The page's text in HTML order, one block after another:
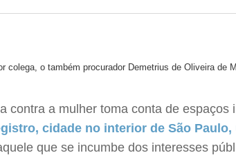
colega, o também procurador Demetrius de Oliveira de
a mulher toma conta de
cidade no interior de São
que se incumbe dos interesses